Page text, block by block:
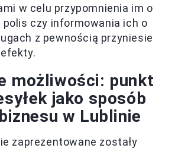
w celu przypomnienia im o
polis czy informowania ich o
z pewnością przyniesie
możliwości: punkt
jako sposób
w Lublinie
zaprezentowane zostały